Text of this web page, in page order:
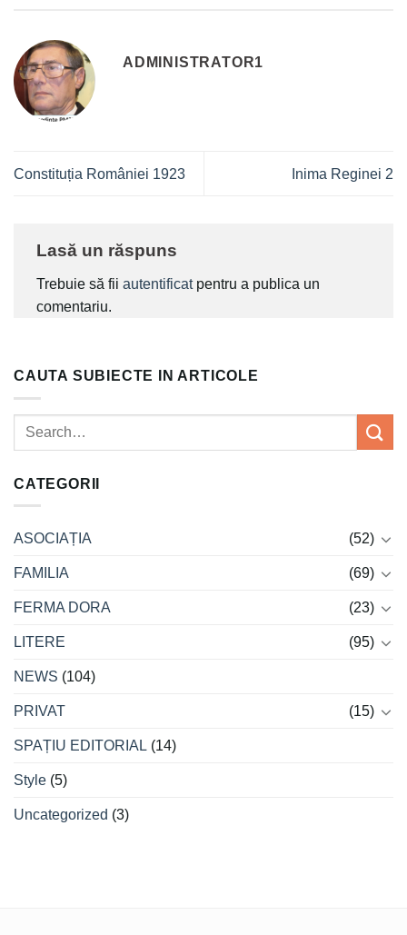
ADMINISTRATOR1
Constituția României 1923 Inima Reginei 2
Lasă un răspuns
Trebuie să fii autentificatpentru a publica un
comentariu.
CAUTA SUBIECTE IN ARTICOLE
CATEGORII
ASOCIAȚIA (52)
FAMILIA (69)
FERMA DORA (23)
LITERE (95)
NEWS (104)
PRIVAT (15)
SPAȚIU EDITORIAL (14)
Style (5)
Uncategorized (3)